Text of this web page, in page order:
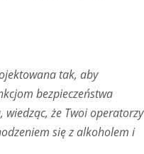
tak, aby
bezpieczeństwa
wiedząc, że Twoi operatorzy
się z alkoholem i